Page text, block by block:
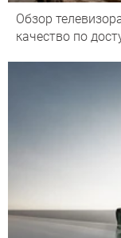
Обзор
качество по